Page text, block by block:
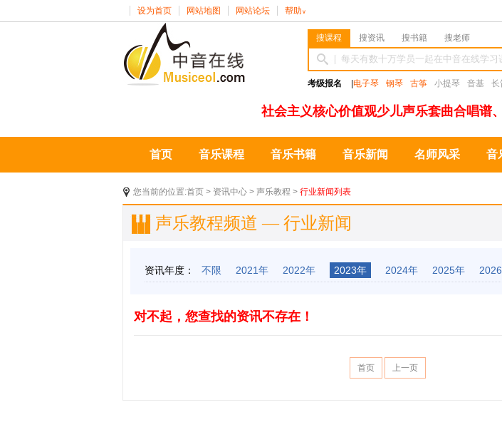
设为首页 网站地图 网站论坛 帮助 ∨
搜课程 搜资讯 搜书籍 搜老师
考级报名 电子琴 钢琴 古筝 小提琴 音基 长
社会主义核心价值观少儿声乐套曲合唱谱
首页 音乐课程 音乐书籍 音乐新闻 名师风采 音
您当前的位置:首页 > 资讯中心 > 声乐教程 > 行业新闻列表
声乐教程频道 — 行业新闻
资讯年度： 不限 2021年 2022年 2023年 2024年 2025年
对不起，您查找的资讯不存在！
首页 上一页